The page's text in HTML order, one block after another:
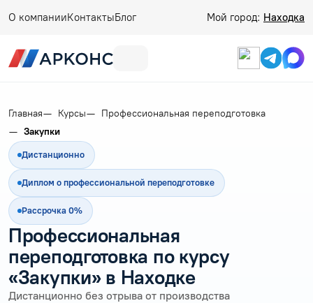
О компанииКонтактыБлог Мой город: Находка
Главная Курсы
Профессиональная переподготовка
Закупки
Дистанционно
Диплом о профессиональной переподготовке
Рассрочка 0%
Профессиональная
переподготовка по курсу
«Закупки» в Находке
Дистанционно без отрыва от производства